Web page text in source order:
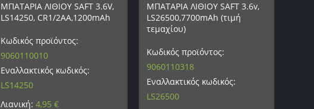
ΜΠΑΤΑΡΙΑ ΛΙΘΙΟΥ SAFT 3.6V,
LS14250, CR1/2AA,1200mAh
Κωδικός προϊόντος:
9060110010
Εναλλακτικός κωδικός:
LS14250
Λιανική: 4,95 €
ΜΠΑΤΑΡΙΑ ΛΙΘΙΟΥ SAFT 3.6v,
LS26500,7700mAh (τιμή
τεμαχίου)
Κωδικός προϊόντος:
9060110318
Εναλλακτικός κωδικός:
LS26500